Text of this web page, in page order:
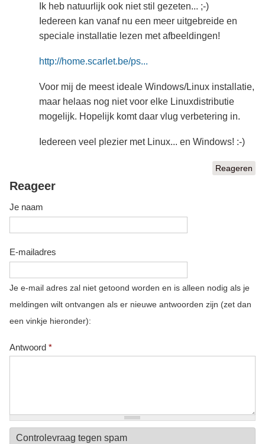
Ik heb natuurlijk ook niet stil gezeten... ;-)
Iedereen kan vanaf nu een meer uitgebreide en
speciale installatie lezen met afbeeldingen!
http://home.scarlet.be/ps...
Voor mij de meest ideale Windows/Linux installatie,
maar helaas nog niet voor elke Linuxdistributie
mogelijk. Hopelijk komt daar vlug verbetering in.
Iedereen veel plezier met Linux... en Windows! :-)
Reageren
Reageer
Je naam
E-mailadres
Je e-mail adres zal niet getoond worden en is alleen nodig als je
meldingen wilt ontvangen als er nieuwe antwoorden zijn (zet dan
een vinkje hieronder):
Antwoord *
Controlevraag tegen spam